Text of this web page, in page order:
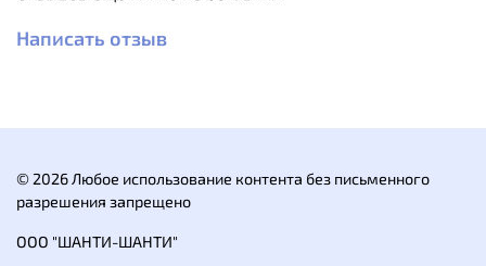
Материал подкладки: без подкладки.
Средний вес пары: 1.65 кг.
Написать отзыв
© 2026 Любое использование контента без письменного
разрешения запрещено
ООО "ШАНТИ-ШАНТИ"